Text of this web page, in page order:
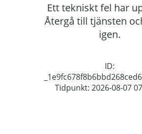
Ett tekniskt fel har
Återgå till tjänsten
igen.
ID:
Tidpunkt: 2026-08-07